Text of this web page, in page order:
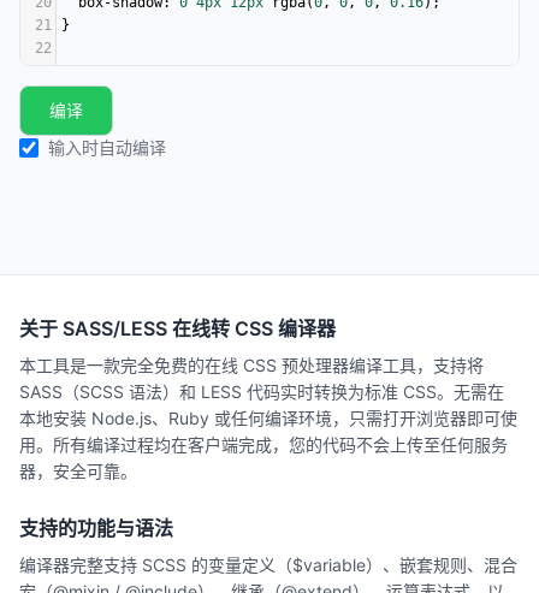
21
}
22
编译
输入时自动编译
关于 SASS/LESS 在线转 CSS 编译器
本工具是一款完全免费的在线 CSS 预处理器编译工具，支持将
SASS（SCSS 语法）和 LESS 代码实时转换为标准 CSS。无需在
本地安装 Node.js、Ruby 或任何编译环境，只需打开浏览器即可使
用。所有编译过程均在客户端完成，您的代码不会上传至任何服务
器，安全可靠。
支持的功能与语法
编译器完整支持 SCSS 的变量定义（$variable）、嵌套规则、混合